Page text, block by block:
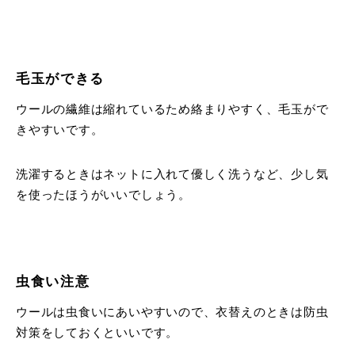
毛玉ができる
ウールの繊維は縮れているため絡まりやすく、毛玉がで
きやすいです。
洗濯するときはネットに入れて優しく洗うなど、少し気
を使ったほうがいいでしょう。
虫食い注意
ウールは虫食いにあいやすいので、衣替えのときは防虫
対策をしておくといいです。